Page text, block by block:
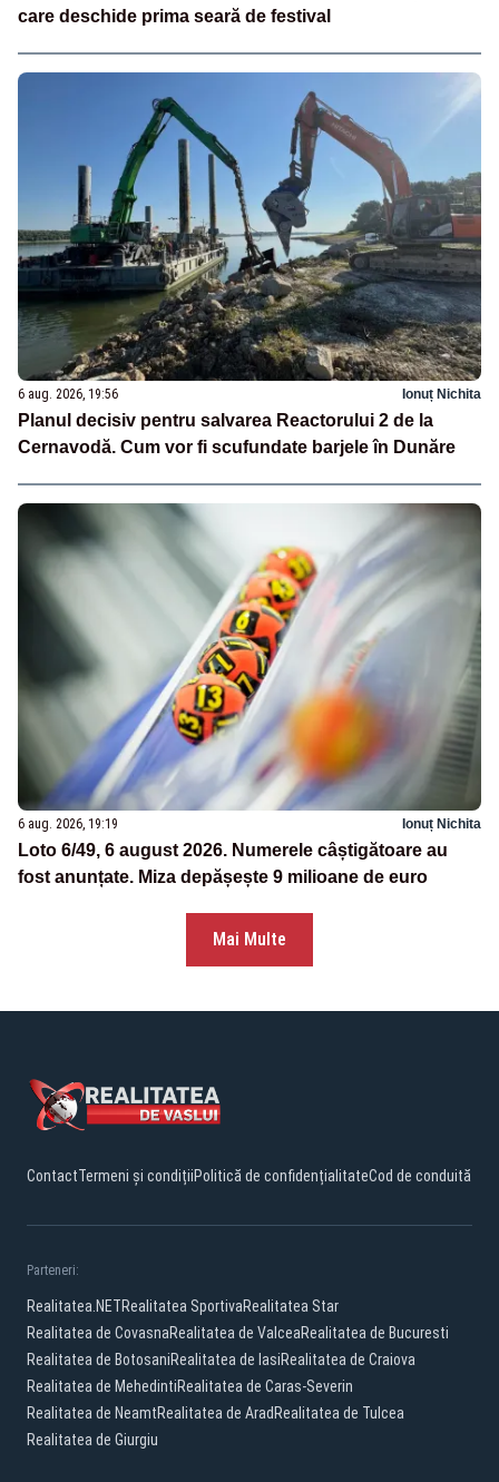
care deschide prima seară de festival
6 aug. 2026, 19:56 Ionuț Nichita
Planul decisiv pentru salvarea Reactorului 2 de la
Cernavodă. Cum vor fi scufundate barjele în Dunăre
6 aug. 2026, 19:19 Ionuț Nichita
Loto 6/49, 6 august 2026. Numerele câștigătoare au
fost anunțate. Miza depășește 9 milioane de euro
Mai Multe
ContactTermeni și condițiiPolitică de confidențialitateCod de conduită
Parteneri:
Realitatea.NETRealitatea SportivaRealitatea Star
Realitatea de CovasnaRealitatea de ValceaRealitatea de Bucuresti
Realitatea de BotosaniRealitatea de IasiRealitatea de Craiova
Realitatea de MehedintiRealitatea de Caras-Severin
Realitatea de NeamtRealitatea de Arad Realitatea de Tulcea
Realitatea de Giurgiu